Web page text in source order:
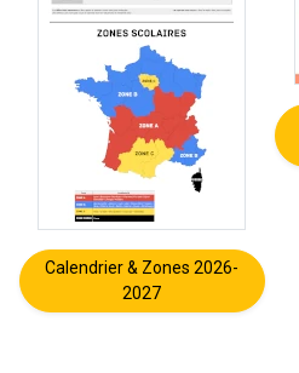
Calendrier & Zones 2026-
2027